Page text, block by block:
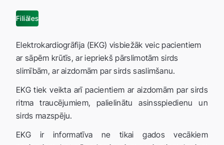
Filiāles
Elektrokardiogrāfija (EKG) visbiežāk veic pacientiem
ar sāpēm krūtīs, ar iepriekš pārslimotām sirds
slimībām, ar aizdomām par sirds saslimšanu.
EKG tiek veikta arī pacientiem ar aizdomām par sirds
ritma traucējumiem, palielinātu asinsspiedienu un
sirds mazspēju.
EKG ir informatīva ne tikai gados vecākiem